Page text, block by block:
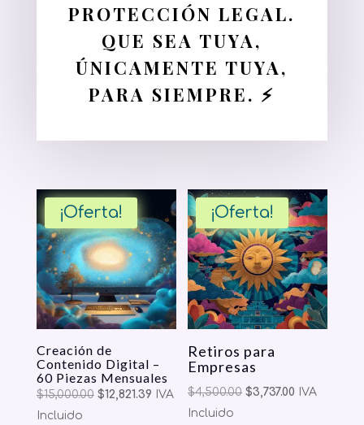
PROTECCIÓN LEGAL.
QUE SEA TUYA,
ÚNICAMENTE TUYA,
PARA SIEMPRE. ⚡
¡Oferta!
Creación de
Contenido Digital –
60 Piezas Mensuales
$15,000.00 Original
$12,821.39Current
IVA
Incluido
¡Oferta!
Retiros para
Empresas
$4,500.00 Original
$3,737.00 Current
IVA
Incluido